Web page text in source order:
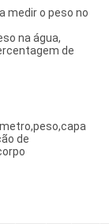
medir o peso no
na água,
de
de